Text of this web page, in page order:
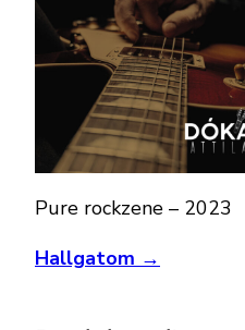
Pure rockzene – 2023
Hallgatom →